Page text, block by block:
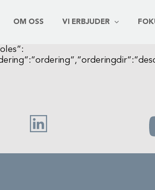
OM OSS VI ERBJUDER